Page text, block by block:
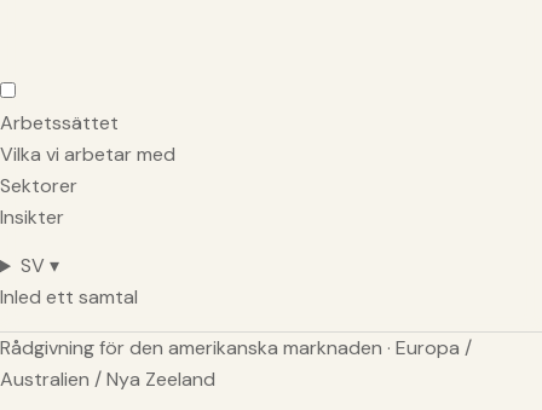
Arbetssättet
Vilka vi arbetar med
Sektorer
Insikter
SV ▾
Inled ett samtal
Rådgivning för den amerikanska marknaden · Europa /
Australien / Nya Zeeland